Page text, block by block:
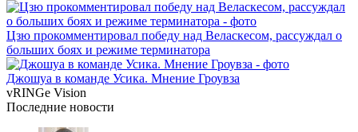
Цзю прокомментировал победу над Веласкесом, рассуждал о
больших боях и режиме терминатора
Джошуа в команде Усика. Мнение Гроувза
vRINGe Vision
Последние новости